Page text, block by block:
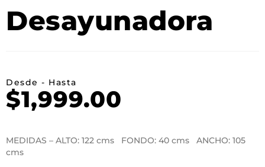
Desayunadora
Desde - Hasta
$1,999.00
MEDIDAS – ALTO: 122 cms FONDO: 40 cms ANCHO: 105
cms